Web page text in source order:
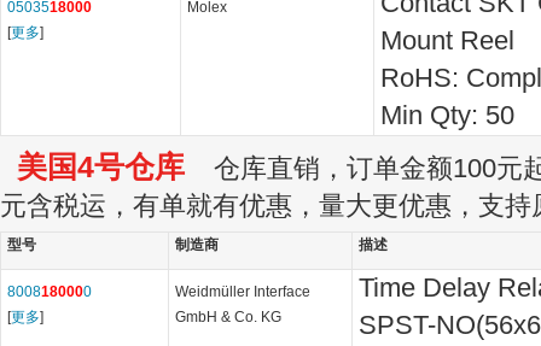
0503518000
[更多]
Molex
Mount Reel
RoHS:
Min Qty: 50
美国4号仓库 仓库直销，订单金额100元
元含税运，有单就有优惠，量大更优惠，支持
型号 制造商 描述
8008180000
[更多]
Weidmüller Interface
GmbH & Co. KG
Time Delay
SPST-